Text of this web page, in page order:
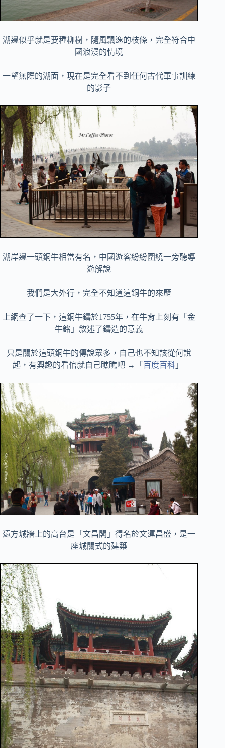
湖邊似乎就是要種柳樹，隨風飄逸的枝條，完全符合中
國浪漫的情境
一望無際的湖面，現在是完全看不到任何古代軍事訓練
的影子
湖岸邊一頭銅牛相當有名，中國遊客紛紛圍繞一旁聽導
遊解說
我們是大外行，完全不知道這銅牛的來歷
上網查了一下，這銅牛鑄於1755年，在牛背上刻有「金
牛銘」敘述了鑄造的意義
只是關於這頭銅牛的傳說眾多，自己也不知該從何說
起，有興趣的看倌就自己瞧瞧吧 →「 百度百科 」
遠方城牆上的高台是「文昌閣」得名於文運昌盛，是一
座城關式的建築